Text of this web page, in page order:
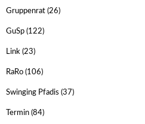
Gruppenrat (26)
GuSp (122)
Link (23)
RaRo (106)
Swinging Pfadis (37)
Termin (84)